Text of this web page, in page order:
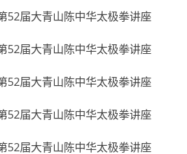
52届大青山陈中华太极拳讲座
52届大青山陈中华太极拳讲座
52届大青山陈中华太极拳讲座
52届大青山陈中华太极拳讲座
52届大青山陈中华太极拳讲座